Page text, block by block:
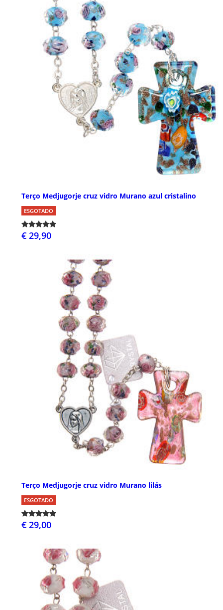
Terço Medjugorje cruz vidro Murano azul cristalino
ESGOTADO
€ 29,90
Terço Medjugorje cruz vidro Murano lilás
ESGOTADO
€ 29,00